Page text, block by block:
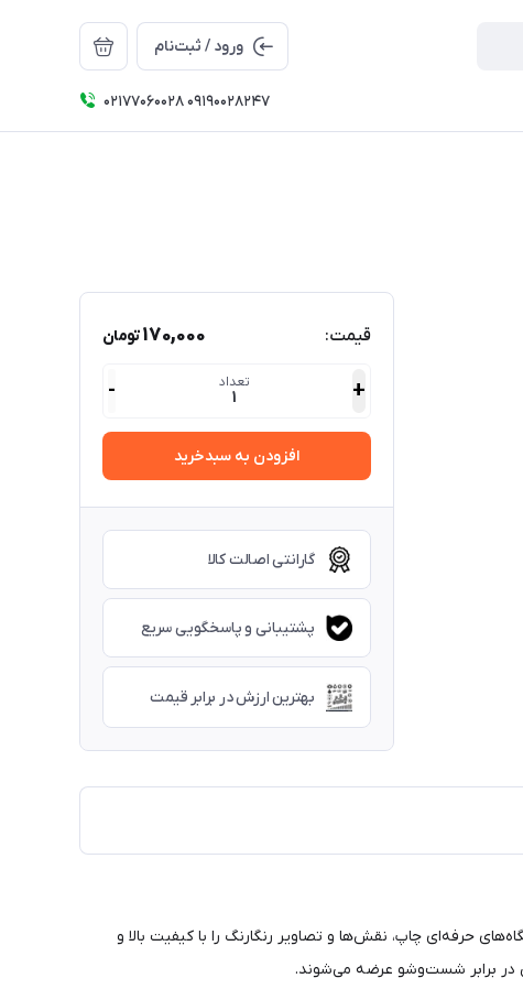
ورود / ثبت‌نام
۰۲۱۷۷۰۶۰۰۲۸ ۰۹۱۹۰۰۲۸۲۴۷
قیمت: 170,000تومان
+ تعداد
1
-
افزودن به سبدخرید
گارانتی اصالت کالا
پشتیبانی و پاسخگویی سریع
بهترین ارزش در برابر قیمت
حرفه‌ای چاپ، نقش‌ها و تصاویر رنگارنگ را با کیفیت بالا و
در برابر شست‌وشو عرضه می‌شوند.